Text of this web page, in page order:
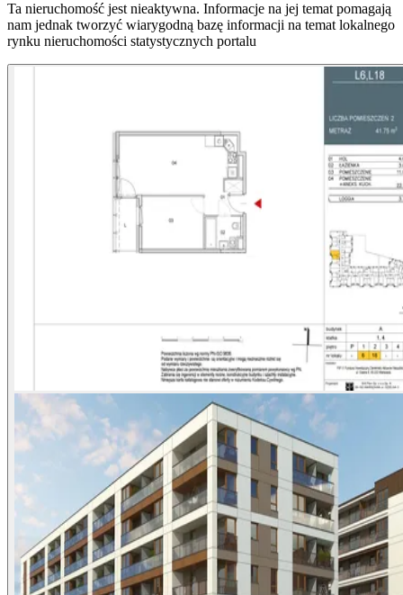
Ta nieruchomość jest nieaktywna. Informacje na jej temat pomagają
nam jednak tworzyć wiarygodną bazę informacji na temat lokalnego
rynku nieruchomości statystycznych portalu